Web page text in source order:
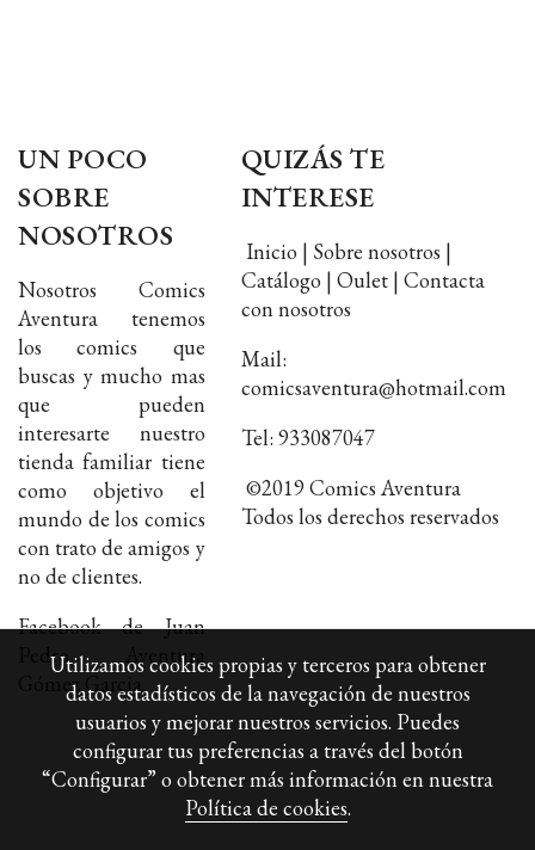
UN POCO
SOBRE
NOSOTROS
Nosotros Comics
Aventura tenemos
los comics que
buscas y mucho mas
que pueden
interesarte nuestro
tienda familiar tiene
como objetivo el
mundo de los comics
con trato de amigos y
no de clientes.
Facebook de Juan
Pedro Aventura
Gómez Garcia
QUIZÁS TE
INTERESE
Inicio | Sobre nosotros |
Catálogo | Oulet | Contacta
con nosotros
Mail:
comicsaventura@hotmail.com
Tel: 933087047
©2019 Comics Aventura
Todos los derechos reservados
Utilizamos cookies propias y terceros para obtener
datos estadísticos de la navegación de nuestros
usuarios y mejorar nuestros servicios. Puedes
configurar tus preferencias a través del botón
“Configurar” o obtener más información en nuestra
Política de cookies.